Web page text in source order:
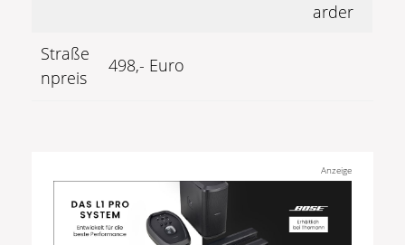
arder
Straße
npreis
498,- Euro
Anzeige